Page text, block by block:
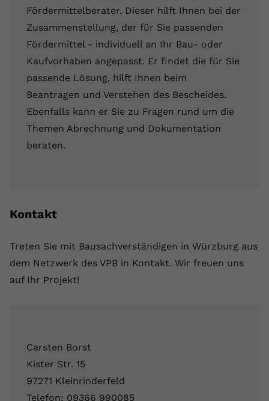
Fördermittelberater. Dieser hilft Ihnen bei der
Zusammenstellung, der für Sie passenden
Fördermittel - individuell an Ihr Bau- oder
Kaufvorhaben angepasst. Er findet die für Sie
passende Lösung, hilft Ihnen beim
Beantragen und Verstehen des Bescheides.
Ebenfalls kann er Sie zu Fragen rund um die
Themen Abrechnung und Dokumentation
beraten.
Kontakt
Treten Sie mit Bausachverständigen in Würzburg aus
dem Netzwerk des VPB in Kontakt. Wir freuen uns
auf Ihr Projekt!
Carsten Borst
Kister Str. 15
97271 Kleinrinderfeld
Telefon: 09366 990085